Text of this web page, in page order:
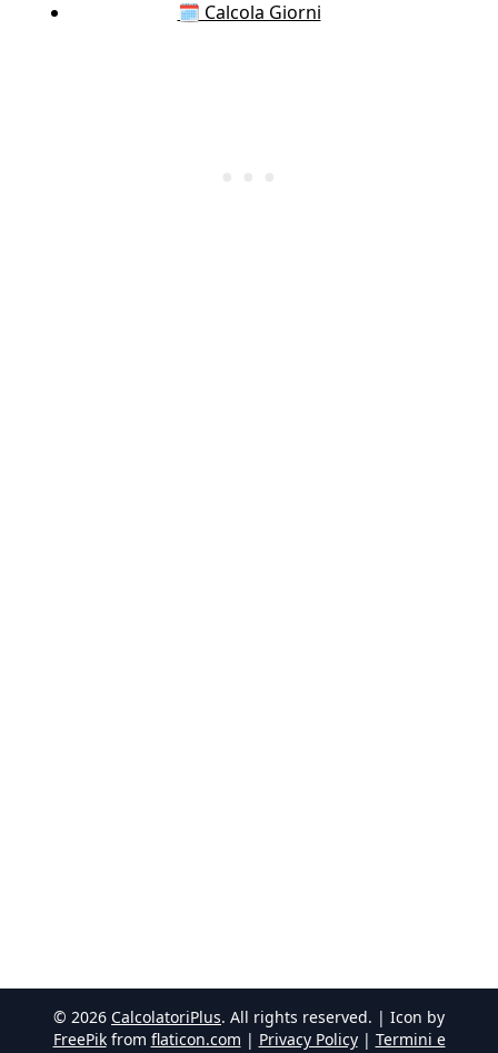
🗓️ Calcola Giorni
© 2026 CalcolatoriPlus. All rights reserved. | Icon by
FreePik from flaticon.com | Privacy Policy| Termini e